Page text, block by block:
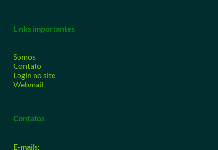
Links importantes
Somos
Contato
Login no site
Webmail
Contatos
E-mails: